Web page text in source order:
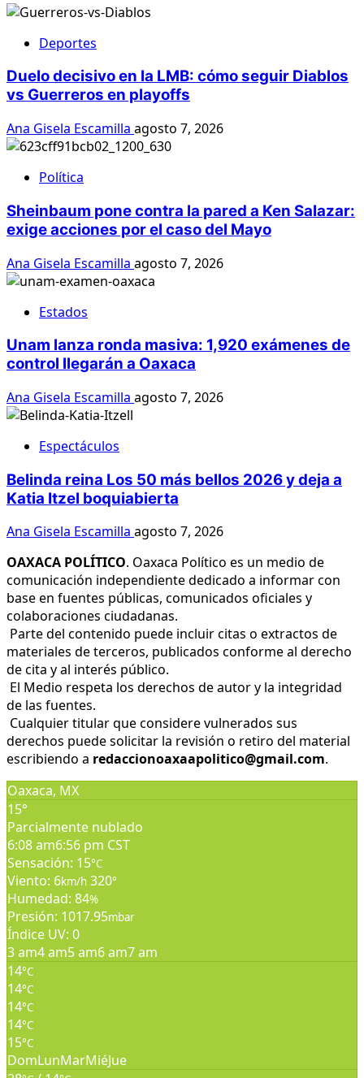
Deportes
Duelo decisivo en la LMB: cómo seguir Diablos
vs Guerreros en playoffs
Ana Gisela Escamilla agosto 7, 2026
Política
Sheinbaum pone contra la pared a Ken Salazar:
exige acciones por el caso del Mayo
Ana Gisela Escamilla agosto 7, 2026
Estados
Unam lanza ronda masiva: 1,920 exámenes de
control llegarán a Oaxaca
Ana Gisela Escamilla agosto 7, 2026
Espectáculos
Belinda reina Los 50 más bellos 2026 y deja a
Katia Itzel boquiabierta
Ana Gisela Escamilla agosto 7, 2026
OAXACA POLÍTICO. Oaxaca Político es un medio de
comunicación independiente dedicado a informar con
base en fuentes públicas, comunicados oficiales y
colaboraciones ciudadanas.
Parte del contenido puede incluir citas o extractos de
materiales de terceros, publicados conforme al derecho
de cita y al interés público.
El Medio respeta los derechos de autor y la integridad
de las fuentes.
Cualquier titular que considere vulnerados sus
derechos puede solicitar la revisión o retiro del material
escribiendo a redaccionoaxaapolitico@gmail.com.
Oaxaca, MX
15°
Parcialmente nublado
6:08 am6:56 pm CST
Sensación: 15°C
Viento: 6km/h 320°
Humedad: 84%
Presión: 1017.95mbar
Índice UV: 0
3 am4 am5 am6 am7 am
14°C
14°C
14°C
14°C
15°C
DomLunMarMiéJue